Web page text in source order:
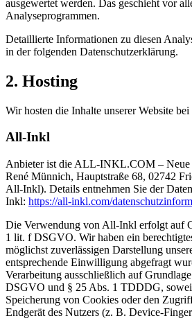
ausgewertet werden. Das geschieht vor
Analyseprogrammen.
Detaillierte Informationen zu diesen
in der folgenden Datenschutzerklärung.
2. Hosting
Wir hosten die Inhalte unserer Website
All-Inkl
Anbieter ist die ALL-INKL.COM – Neue
René Münnich, Hauptstraße 68, 02742
All-Inkl). Details entnehmen Sie der
Inkl: https://all-inkl.com/
Die Verwendung von All-Inkl erfolgt auf
1 lit. f DSGVO. Wir haben ein
möglichst zuverlässigen Darstellung
entsprechende Einwilligung abgefragt
Verarbeitung ausschließlich auf
DSGVO und § 25 Abs. 1 TDDDG,
Speicherung von Cookies oder den
Endgerät des Nutzers (z. B. Device-